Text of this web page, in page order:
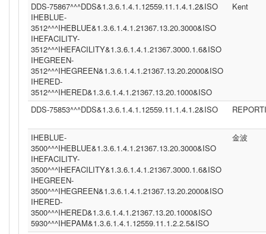
DDS-75867^^^DDS&1.3.6.1.4.1.12559.11.1.4.1.2&ISO
IHEBLUE-
3512^^^IHEBLUE&1.3.6.1.4.1.21367.13.20.3000&ISO
IHEFACILITY-
3512^^^IHEFACILITY&1.3.6.1.4.1.21367.3000.1.6&ISO
IHEGREEN-
3512^^^IHEGREEN&1.3.6.1.4.1.21367.13.20.2000&ISO
IHERED-
3512^^^IHERED&1.3.6.1.4.1.21367.13.20.1000&ISO
Kent
DDS-75853^^^DDS&1.3.6.1.4.1.12559.11.1.4.1.2&ISO
IHEBLUE-
3500^^^IHEBLUE&1.3.6.1.4.1.21367.13.20.3000&ISO
IHEFACILITY-
3500^^^IHEFACILITY&1.3.6.1.4.1.21367.3000.1.6&ISO
IHEGREEN-
3500^^^IHEGREEN&1.3.6.1.4.1.21367.13.20.2000&ISO
IHERED-
3500^^^IHERED&1.3.6.1.4.1.21367.13.20.1000&ISO
5930^^^IHEPAM&1.3.6.1.4.1.12559.11.1.2.2.5&ISO
金波